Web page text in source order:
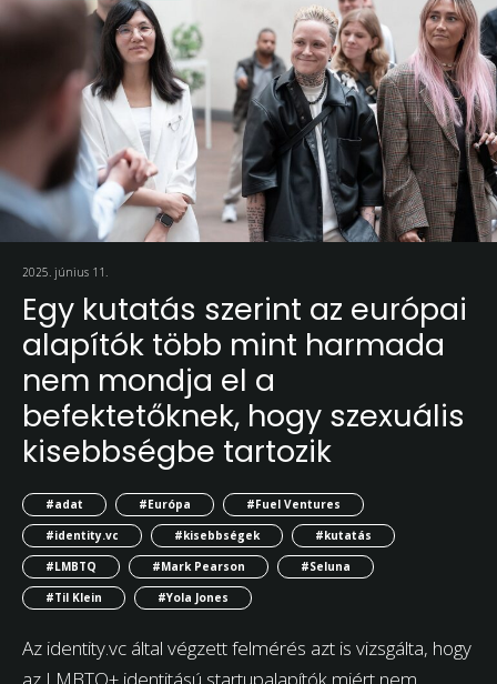
2025. június 11.
Egy kutatás szerint az európai
alapítók több mint harmada
nem mondja el a
befektetőknek, hogy szexuális
kisebbségbe tartozik
#adat #Európa
#Fuel Ventures
#identity.vc
#kisebbségek
#kutatás
#LMBTQ
#Mark Pearson
#Seluna
#Til Klein
#Yola Jones
Az identity.vc által végzett felmérés azt is vizsgálta, hogy